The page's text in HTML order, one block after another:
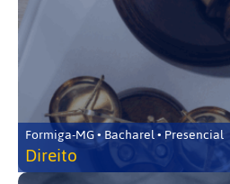
Formiga-MG • Bacharel • Presencial
Direito